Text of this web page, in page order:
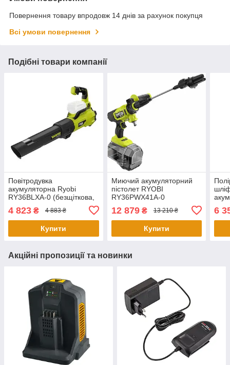
Повернення товару впродовж 14 днів за рахунок покупця
Всі умови повернення
Подібні товари компанії
Повітродувка
акумуляторна Ryobi
RY36BLXA-0 (безщіткова,
пристрою)
4 823 ₴ 4 883 ₴
Купити
Миючий акумуляторний
пістолет RYOBI
RY36PWX41A-0
12 879₴ 13 210 ₴
Купити
і
6
Акційні пропозиції та новинки